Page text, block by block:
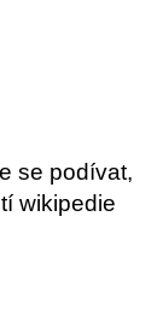
se podívat,
wikipedie